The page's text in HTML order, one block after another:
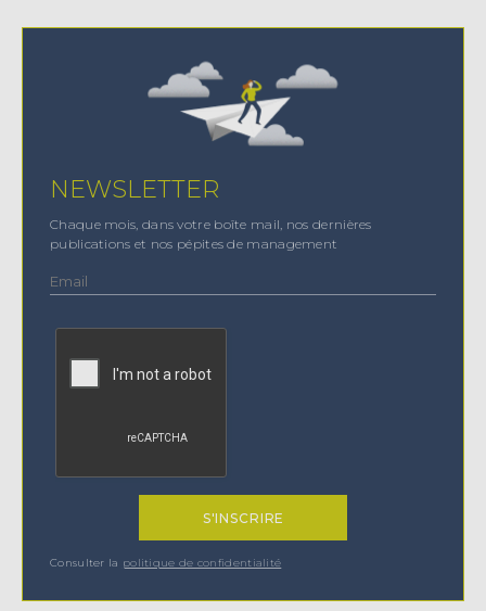
NEWSLETTER
Chaque mois, dans votre boîte mail, nos dernières
publications et nos pépites de management
Consulter la politique de confidentialité